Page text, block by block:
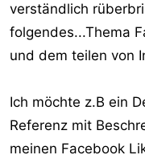
r
verständlich
folgendes...Thema
und dem teilen von
Ich möchte z.B ein
Referenz mit
meinen Facebook